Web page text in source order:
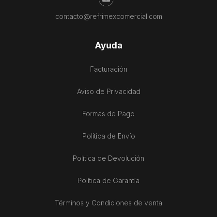
contacto@refrimexcomercial.com
Ayuda
Facturación
Aviso de Privacidad
Formas de Pago
Política de Envío
Política de Devolución
Política de Garantía
Términos y Condiciones de venta